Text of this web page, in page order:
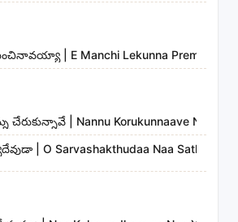
| E Manchi Lekunna
చేరుకున్నావే | Nannu Korukunnaave Nannu
| O Sarvashakthudaa Naa